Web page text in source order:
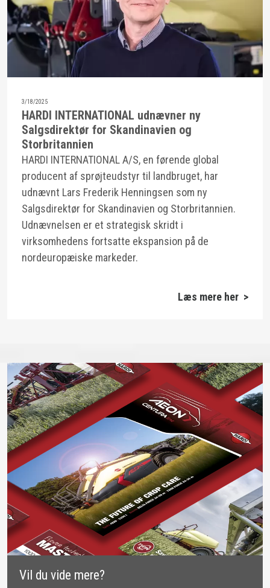
3/18/2025
HARDI INTERNATIONAL udnævner ny
Salgsdirektør for Skandinavien og
Storbritannien
HARDI INTERNATIONAL A/S, en førende global
producent af sprøjteudstyr til landbruget, har
udnævnt Lars Frederik Henningsen som ny
Salgsdirektør for Skandinavien og Storbritannien.
Udnævnelsen er et strategisk skridt i
virksomhedens fortsatte ekspansion på de
nordeuropæiske markeder.
Læs mere her >
Vil du vide mere?